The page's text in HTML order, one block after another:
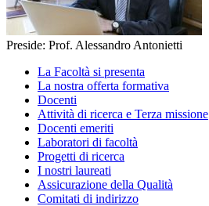
Preside: Prof. Alessandro Antonietti
La Facoltà si presenta
La nostra offerta formativa
Docenti
Attività di ricerca e Terza missione
Docenti emeriti
Laboratori di facoltà
Progetti di ricerca
I nostri laureati
Assicurazione della Qualità
Comitati di indirizzo